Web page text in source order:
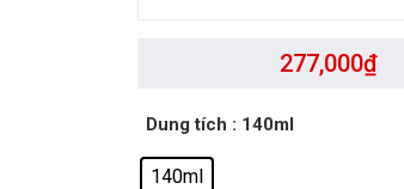
277,000₫
Dung tích : 140ml
140ml